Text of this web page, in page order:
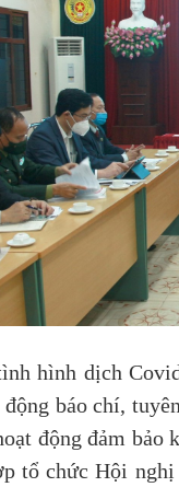
hình dịch Covid
báo chí,
động đảm bảo
tổ chức Hội